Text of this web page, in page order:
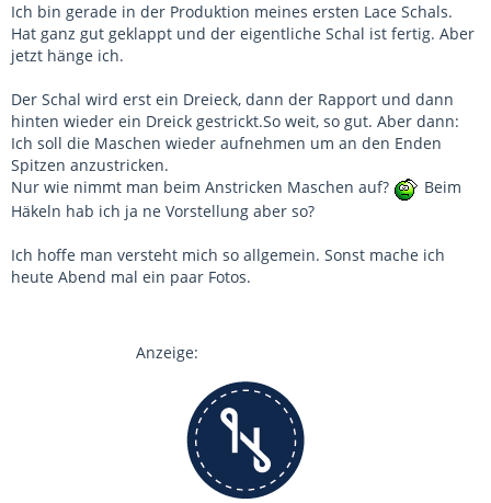
Ich bin gerade in der Produktion meines ersten Lace Schals.
Hat ganz gut geklappt und der eigentliche Schal ist fertig. Aber
jetzt hänge ich.
Der Schal wird erst ein Dreieck, dann der Rapport und dann
hinten wieder ein Dreick gestrickt.So weit, so gut. Aber dann:
Ich soll die Maschen wieder aufnehmen um an den Enden
Spitzen anzustricken.
Nur wie nimmt man beim Anstricken Maschen auf?
Beim
Häkeln hab ich ja ne Vorstellung aber so?
Ich hoffe man versteht mich so allgemein. Sonst mache ich
heute Abend mal ein paar Fotos.
Anzeige: